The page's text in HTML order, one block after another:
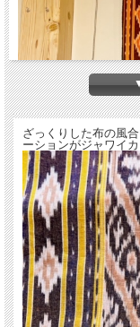
ざっくりした布の風
ーションがジャワイカ